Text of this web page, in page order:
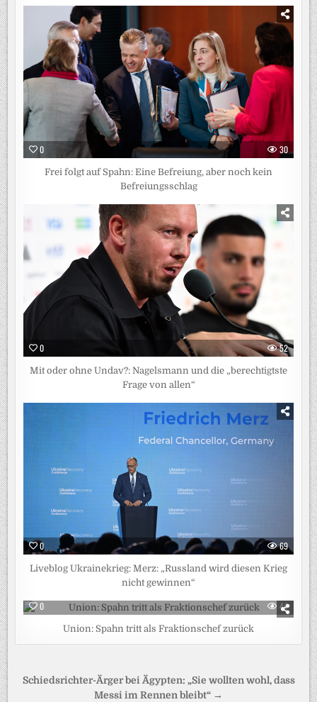
0 30
Frei folgt auf Spahn: Eine Befreiung, aber noch kein
Befreiungsschlag
0 52
Mit oder ohne Undav?: Nagelsmann und die „berechtigtste
Frage von allen“
0 69
Liveblog Ukrainekrieg: Merz: „Russland wird diesen Krieg
nicht gewinnen“
0 44
Union: Spahn tritt als Fraktionschef zurück
Beitragsnavigation
Schiedsrichter-Ärger bei Ägypten: „Sie wollten wohl, dass
Messi im Rennen bleibt“ →